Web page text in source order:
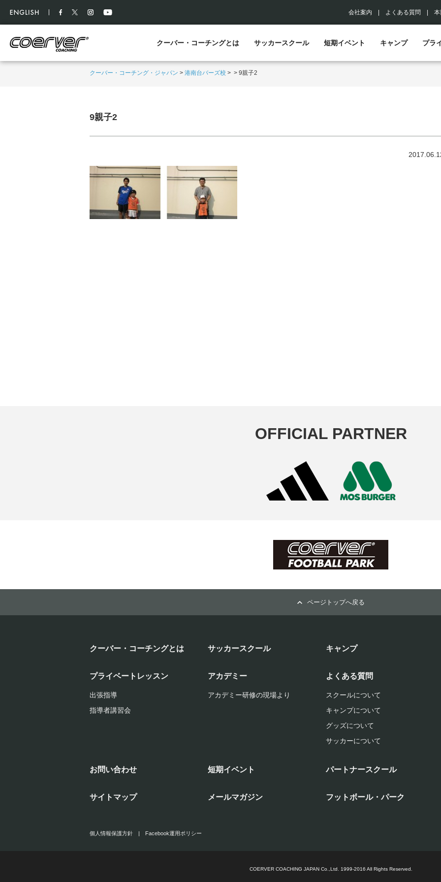
会社案内 よくある質問
クーバー・コーチングとは サッカースクール 短期イベント キャンプ プラ
クーバー・コーチング・ジャパン > 港南台バーズ校 > > 9親子2
9親子2
OFFICIAL PARTNER
ページトップへ戻る
クーバー・コーチングとは サッカースクール キャンプ
プライベートレッスン
出張指導
指導者講習会
アカデミー
アカデミー研修の現場より
よくある質問
スクールについて
キャンプについて
グッズについて
サッカーについて
お問い合わせ 短期イベント パートナースクール
サイトマップ メールマガジン フットボール・パーク
個人情報保護方針 | Facebook運用ポリシー
COERVER COACHING JAPAN Co.,Ltd. 1999-2016 All Rights Reserved.